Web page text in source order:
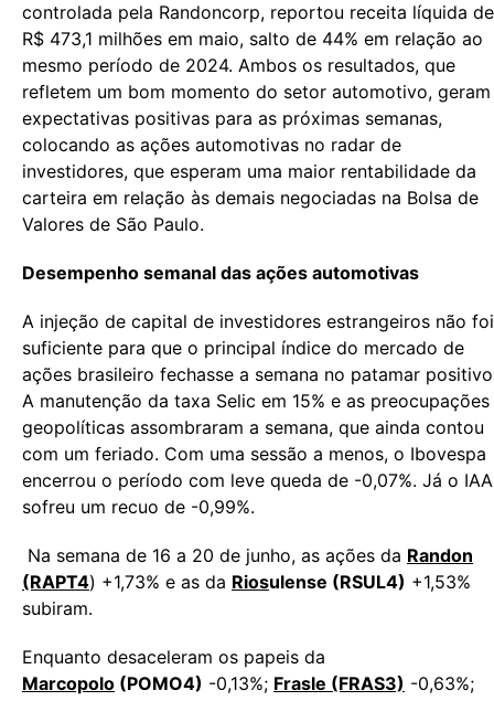
controlada pela Randoncorp, reportou receita líquida de
R$ 473,1 milhões em maio, salto de 44% em relação ao
mesmo período de 2024. Ambos os resultados, que
refletem um bom momento do setor automotivo, geram
expectativas positivas para as próximas semanas,
colocando as ações automotivas no radar de
investidores, que esperam uma maior rentabilidade da
carteira em relação às demais negociadas na Bolsa de
Valores de São Paulo.
Desempenho semanal das ações automotivas
A injeção de capital de investidores estrangeiros não foi
suficiente para que o principal índice do mercado de
ações brasileiro fechasse a semana no patamar
A manutenção da taxa Selic em 15% e as preocupações
geopolíticas assombraram a semana, que ainda contou
com um feriado. Com uma sessão a menos, o Ibovespa
encerrou o período com leve queda de -0,07%. Já o IAA
sofreu um recuo de -0,99%.
Na semana de 16 a 20 de junho, as ações da Randon
(RAPT4) +1,73% e as da Riosulense (RSUL4) +1,53%
subiram.
Enquanto desaceleram os papeis da
Marcopolo (POMO4) -0,13%; Frasle (FRAS3) -0,63%;